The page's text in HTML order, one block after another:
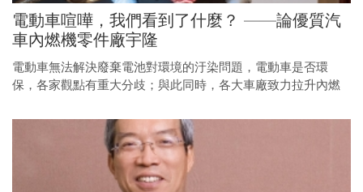
電動車喧嘩，我們看到了什麼？ ——論優質汽
車內燃機零件廠宇隆
電動車無法解決廢棄電池對環境的汙染問題，電動車是否環
保，各家觀點有重大分歧；與此同時，各大車廠致力拉升內燃